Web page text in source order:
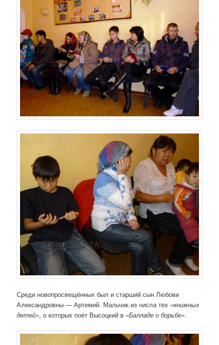
Среди новопросвещённых был и старший сын Любови
Александровны — Артемий. Мальчик из числа тех «книжных
детей», о которых поёт Высоцкий в «Балладе о борьбе».